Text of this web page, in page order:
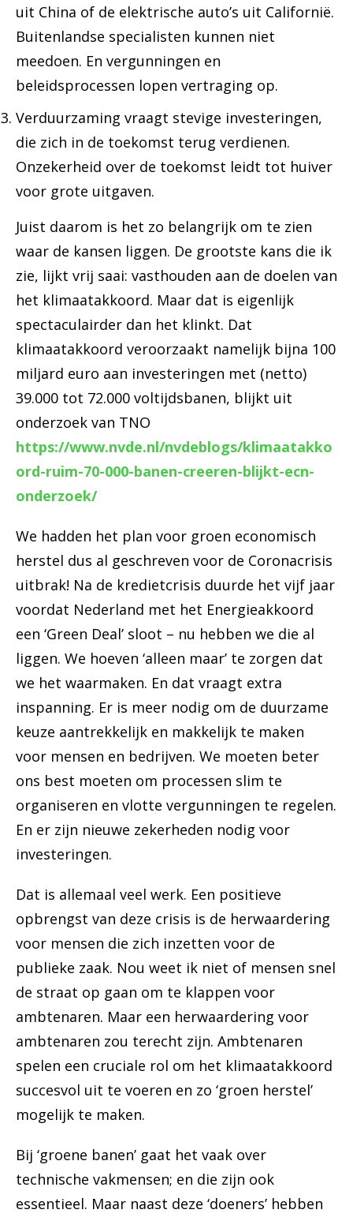
uit China of de elektrische auto’s uit Californië.
Buitenlandse specialisten kunnen niet
meedoen. En vergunningen en
beleidsprocessen lopen vertraging op.
Verduurzaming vraagt stevige investeringen,
die zich in de toekomst terug verdienen.
Onzekerheid over de toekomst leidt tot huiver
voor grote uitgaven.
Juist daarom is het zo belangrijk om te zien
waar de kansen liggen. De grootste kans die ik
zie, lijkt vrij saai: vasthouden aan de doelen van
het klimaatakkoord. Maar dat is eigenlijk
spectaculairder dan het klinkt. Dat
klimaatakkoord veroorzaakt namelijk bijna 100
miljard euro aan investeringen met (netto)
39.000 tot 72.000 voltijdsbanen, blijkt uit
onderzoek van TNO
https://www.nvde.nl/nvdeblogs/klimaatakko
ord-ruim-70-000-banen-creeren-blijkt-ecn-
onderzoek/
We hadden het plan voor groen economisch
herstel dus al geschreven voor de Coronacrisis
uitbrak! Na de kredietcrisis duurde het vijf jaar
voordat Nederland met het Energieakkoord
een ‘Green Deal’ sloot – nu hebben we die al
liggen. We hoeven ‘alleen maar’ te zorgen dat
we het waarmaken. En dat vraagt extra
inspanning. Er is meer nodig om de duurzame
keuze aantrekkelijk en makkelijk te maken
voor mensen en bedrijven. We moeten beter
ons best moeten om processen slim te
organiseren en vlotte vergunningen te regelen.
En er zijn nieuwe zekerheden nodig voor
investeringen.
Dat is allemaal veel werk. Een positieve
opbrengst van deze crisis is de herwaardering
voor mensen die zich inzetten voor de
publieke zaak. Nou weet ik niet of mensen snel
de straat op gaan om te klappen voor
ambtenaren. Maar een herwaardering voor
ambtenaren zou terecht zijn. Ambtenaren
spelen een cruciale rol om het klimaatakkoord
succesvol uit te voeren en zo ‘groen herstel’
mogelijk te maken.
Bij ‘groene banen’ gaat het vaak over
technische vakmensen; en die zijn ook
essentieel. Maar naast deze ‘doeners’ hebben